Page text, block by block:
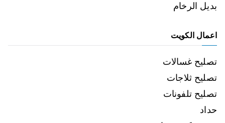
بديل الرخام
اعمال الكويت
تصليح غسالات
تصليح ثلاجات
تصليح تلفونات
حداد